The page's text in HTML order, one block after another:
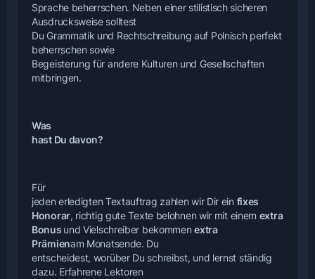
Sprache beherrschen. Neben einer stilistisch sicheren
Ausdrucksweise solltest
Du Grammatik und Rechtschreibung auf Polnisch perfekt
beherrschen sowie
Begeisterung für andere Kulturen und Gesellschaften
mitbringen.
Was
hast Du davon?
Für
jeden erledigten Textauftrag zahlen wir Dir ein fixes
Honorar, richtig gute Texte belohnen wir mit einem extra
Bonus und Vielschreiber bekommenextra
Prämienam Monatsende. Du
entscheidest, worüber Du schreibst, und lernst ständig
dazu. Erfahrene Lektoren